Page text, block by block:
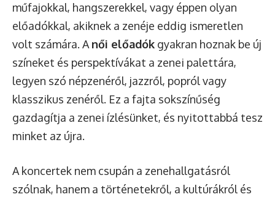
műfajokkal, hangszerekkel, vagy éppen olyan
előadókkal, akiknek a zenéje eddig ismeretlen
volt számára. Anői előadók gyakran hoznak be új
színeket és perspektívákat a zenei palettára,
legyen szó népzenéről, jazzről, popról vagy
klasszikus zenéről. Ez a fajta sokszínűség
gazdagítja a zenei ízlésünket, és nyitottabbá tesz
minket az újra.
A koncertek nem csupán a zenehallgatásról
szólnak, hanem a történetekről, a kultúrákról és